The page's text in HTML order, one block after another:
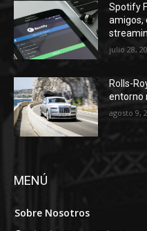
Spotify
amigos,
julio 28,
Rolls-
entorno
agosto 9,
MENÚ
Sobre Nosotros